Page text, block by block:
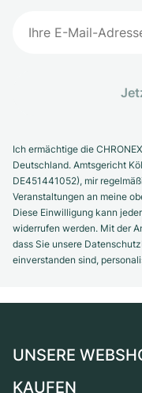
Ich ermächtige die
Deutschland. Amtsgericht
DE451441052), mir
Veranstaltungen an meine
Diese Einwilligung kann
widerrufen werden. Mit der
dass Sie unsere
einverstanden sind,
UNSERE
Deutschland
KAUFEN